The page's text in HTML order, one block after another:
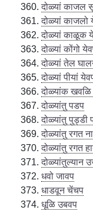
दोळ्यां काजल
दोळ्यां काजलो
दोळ्यां काळूक
दोळ्यां कोंगो
दोळ्यां तेल
दोळ्यां पीयां
दोळ्यांक
दोळ्यांतु पडप
दोळ्यांतु पुड्डी
दोळ्यांतु रगत
दोळ्यांतु रगत
दोळ्यांतुल्यान
धवो जावप
धाडवून चेंचप
धूळि उबवप